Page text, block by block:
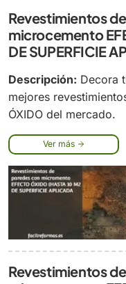
Revestimientos
microcemento
DE SUPERFICIE
Descripción: Decora
mejores
ÓXIDO del mercado.
Ver más
Revestimientos